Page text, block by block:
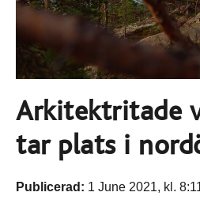
Arkitektritade
tar plats i
Publicerad: 1 June 2021, kl.